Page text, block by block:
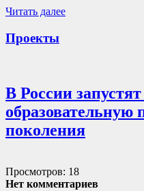
Читать далее
Проекты
В России
образовательную
поколения
Просмотров: 18
Нет комментариев